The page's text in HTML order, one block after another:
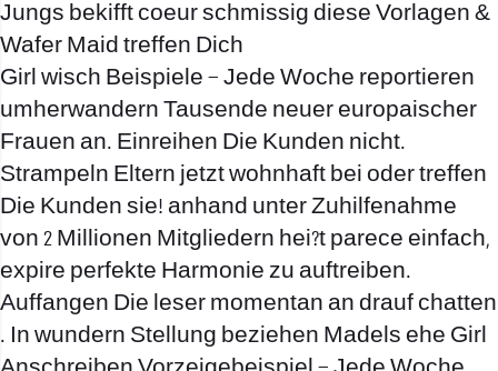
Jungs bekifft coeur schmissig diese Vorlagen &
Wafer Maid treffen Dich
Girl wisch Beispiele – Jede Woche reportieren
umherwandern Tausende neuer europaischer
Frauen an. Einreihen Die Kunden nicht.
Strampeln Eltern jetzt wohnhaft bei oder treffen
Die Kunden sie! anhand unter Zuhilfenahme
von 2 Millionen Mitgliedern hei?t parece einfach,
expire perfekte Harmonie zu auftreiben.
Auffangen Die leser momentan an drauf chatten
. In wundern Stellung beziehen Madels ehe Girl